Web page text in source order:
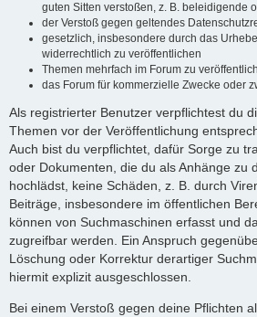
guten Sitten verstoßen, z. B. beleidigende
der Verstoß gegen geltendes
gesetzlich, insbesondere durch das
widerrechtlich zu veröffentlichen
Themen mehrfach im Forum zu
das Forum für kommerzielle Zwecke oder
Als registrierter Benutzer verpflichtest du
Themen vor der Veröffentlichung
Auch bist du verpflichtet, dafür Sorge zu
oder Dokumenten, die du als Anhänge zu
hochlädst, keine Schäden, z. B. durch
Beiträge, insbesondere im öffentlichen
können von Suchmaschinen erfasst und
zugreifbar werden. Ein Anspruch
Löschung oder Korrektur derartiger
hiermit explizit ausgeschlossen.
Bei einem Verstoß gegen deine Pflichten